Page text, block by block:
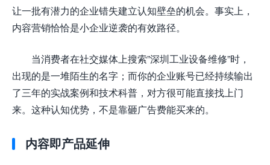
让一批有潜力的企业错失建立认知壁垒的机会。事实上，
内容营销恰恰是小企业逆袭的有效路径。
当消费者在社交媒体上搜索”深圳工业设备维修”时，
出现的是一堆陌生的名字；而你的企业账号已经持续输出
了三年的实战案例和技术科普，对方很可能直接找上门
来。这种认知优势，不是靠砸广告费能买来的。
内容即产品延伸